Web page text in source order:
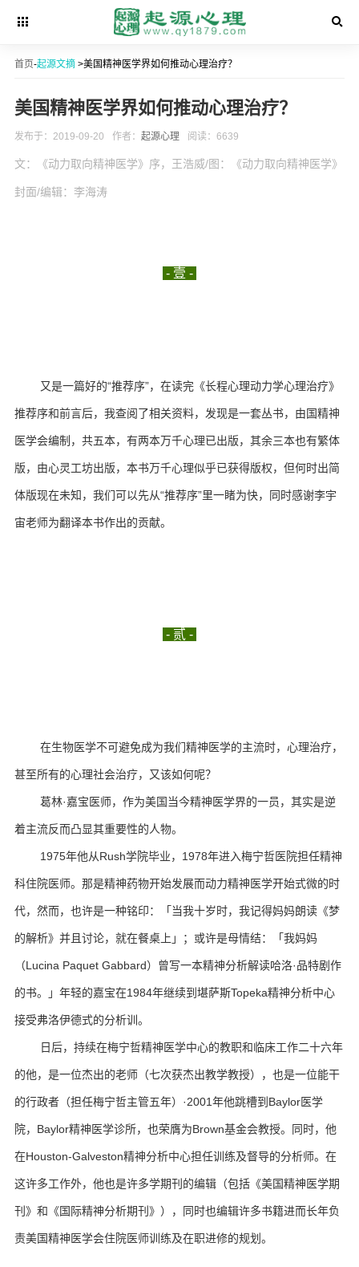
首页-起源文摘 >美国精神医学界如何推动心理治疗？
美国精神医学界如何推动心理治疗？
发布于：2019-09-20 作者： 起源心理 阅读：6639
文：《动力取向精神医学》序， 王浩威/图： 《动力取向精神医学》
封面/编辑：李海涛
- 壹 -
又是一篇好的“推荐序”，在读完《长程心理动力学心理治疗》
推荐序和前言后，我查阅了相关资料，发现是一套丛书，由国精神
医学会编制，共五本，有两本万千心理已出版，其余三本也有繁体
版，由心灵工坊出版，本书万千心理似乎已获得版权，但何时出简
体版现在未知，我们可以先从“推荐序”里一睹为快，同时感谢李宇
宙老师为翻译本书作出的贡献。
- 贰 -
在生物医学不可避免成为我们精神医学的主流时，心理治疗，
甚至所有的心理社会治疗，又该如何呢？
葛林·嘉宝医师，作为美国当今精神医学界的一员，其实是逆
着主流反而凸显其重要性的人物。
1975年他从Rush学院毕业，1978年进入梅宁哲医院担任精神
科住院医师。 那是精神药物开始发展而动力精神医学开始式微的时
代，然而，也许是一种铭印： 「当我十岁时，我记得妈妈朗读《梦
的解析》并且讨论，就在餐桌上」； 或许是母情结： 「我妈妈
（Lucina Paquet Gabbard）曾写一本精神分析解读哈洛·品特剧作
的书。 」年轻的嘉宝在1984年继续到堪萨斯Topeka精神分析中心
接受弗洛伊德式的分析训。
日后，持续在梅宁哲精神医学中心的教职和临床工作二十六年
的他，是一位杰出的老师（七次获杰出教学教授），也是一位能干
的行政者（担任梅宁哲主管五年）·2001年他跳槽到Baylor医学
院，Baylor精神医学诊所，也荣膺为Brown基金会教授。 同时，他
在Houston-Galveston精神分析中心担任训练及督导的分析师。在
这许多工作外，他也是许多学期刊的编辑（包括《美国精神医学期
刊》和《国际精神分析期刊》），同时也编辑许多书籍进而长年负
责美国精神医学会住院医师训练及在职进修的规划。